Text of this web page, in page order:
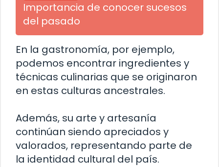
Importancia de conocer sucesos
del pasado
En la gastronomía, por ejemplo,
podemos encontrar ingredientes y
técnicas culinarias que se originaron
en estas culturas ancestrales.
Además, su arte y artesanía
continúan siendo apreciados y
valorados, representando parte de
la identidad cultural del país.